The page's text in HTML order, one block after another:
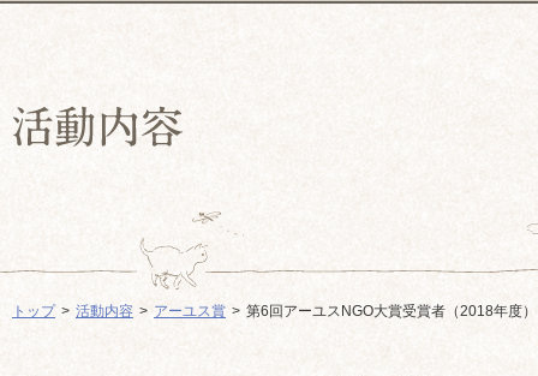
トップ 活動内容 アーユス賞 第6回アーユスNGO大賞受賞者（2018年度